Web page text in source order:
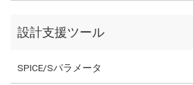
設計支援ツール
SPICE/Sパラメータ